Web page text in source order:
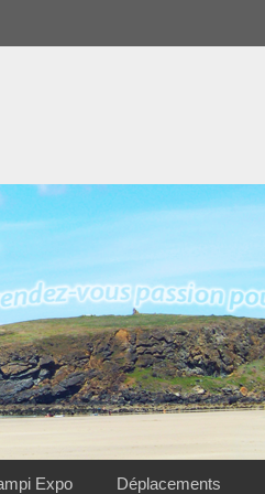
Expo Déplacements